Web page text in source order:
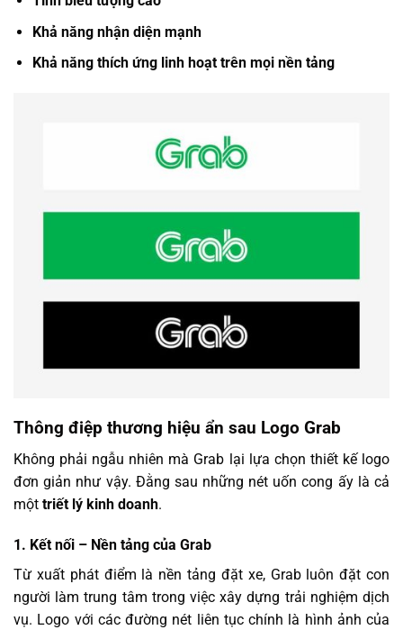
Khả năng nhận diện mạnh
Khả năng thích ứng linh hoạt trên mọi nền tảng
Thông điệp thương hiệu ẩn sau Logo Grab
Không phải ngẫu nhiên mà Grab lại lựa chọn thiết kế logo
đơn giản như vậy. Đằng sau những nét uốn cong ấy là cả
một triết lý kinh doanh.
1. Kết nối – Nền tảng của Grab
Từ xuất phát điểm là nền tảng đặt xe, Grab luôn đặt con
người làm trung tâm trong việc xây dựng trải nghiệm dịch
vụ. Logo với các đường nét liên tục chính là hình ảnh của